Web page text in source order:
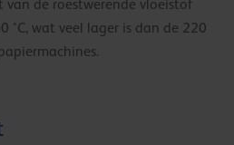
van de roestwerende vloeistof
°C, wat veel lager is dan de 220